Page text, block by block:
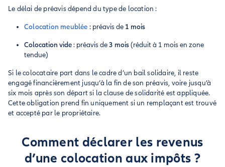
Le délai de préavis dépend du type de location :
Colocation meublée : préavis de 1 mois
Colocation vide: préavis de3 mois(réduit à 1 mois en zone
tendue)
Si le colocataire part dans le cadre d’un bail solidaire, il reste
engagé financièrement jusqu’à la fin de son préavis, voire jusqu’à
six mois après son départ si la clause de solidarité est appliquée.
Cette obligation prend fin uniquement si un remplaçant est trouvé
et accepté par le propriétaire.
Comment déclarer les revenus
d’une colocation aux impôts ?